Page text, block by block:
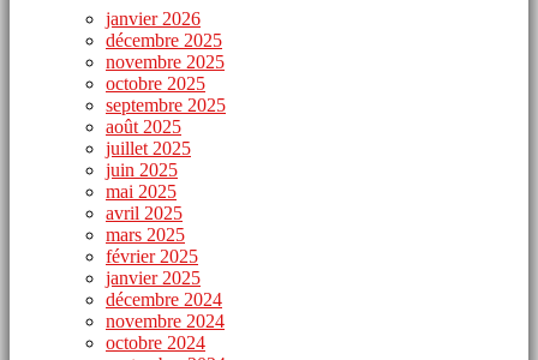
janvier 2026
décembre 2025
novembre 2025
octobre 2025
septembre 2025
août 2025
juillet 2025
juin 2025
mai 2025
avril 2025
mars 2025
février 2025
janvier 2025
décembre 2024
novembre 2024
octobre 2024